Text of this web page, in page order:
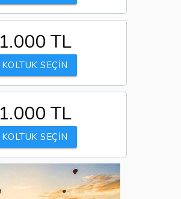
1.000 TL
KOLTUK SEÇİN
1.000 TL
KOLTUK SEÇİN